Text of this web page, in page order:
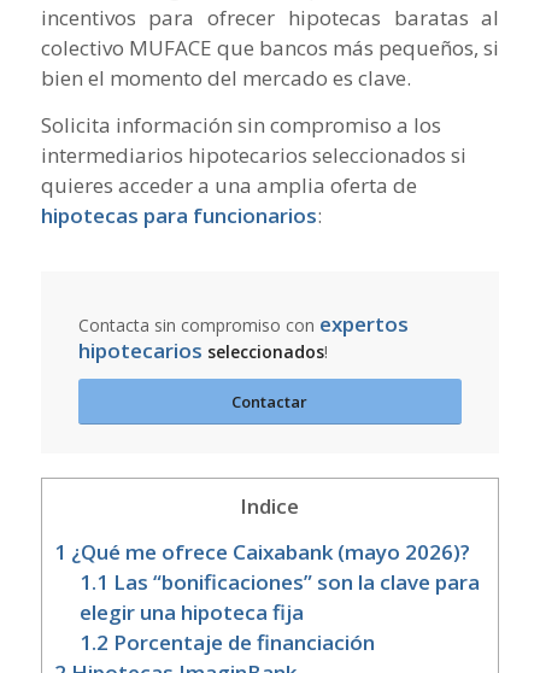
incentivos para ofrecer hipotecas baratas al
colectivo MUFACE que bancos más pequeños, si
bien el momento del mercado es clave.
Solicita información sin compromiso a los
intermediarios hipotecarios seleccionados si
quieres acceder a una amplia oferta de
hipotecas para funcionarios:
Contacta sin compromiso con expertos
hipotecarios seleccionados!
Contactar
Indice
1 ¿Qué me ofrece Caixabank (mayo 2026)?
1.1 Las “bonificaciones” son la clave para
elegir una hipoteca fija
1.2 Porcentaje de financiación